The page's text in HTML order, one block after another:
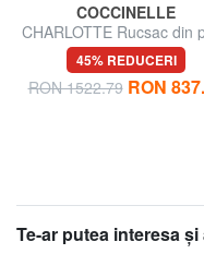
COCCINELLE
CHARLOTTE Rucsac din
45% REDUCERI
RON 1522.79 RON
Te-ar putea interesa